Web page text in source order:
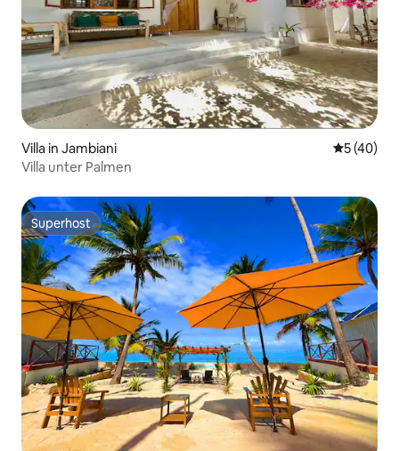
Villa in Jambiani
5 (40)
Villa unter Palmen
Superhost
Superhost